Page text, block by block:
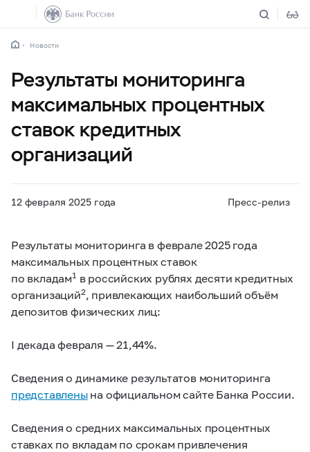
Новости
Результаты мониторинга
максимальных процентных
ставок кредитных
организаций
12 февраля 2025 года Пресс-релиз
Результаты мониторинга в феврале 2025 года
максимальных процентных ставок
по вкладам1 в российских рублях десяти кредитных
организаций2, привлекающих наибольший объём
депозитов физических лиц:
I декада февраля — 21,44%.
Сведения о динамике результатов мониторинга
представленына официальном сайте Банка России.
Сведения о средних максимальных процентных
ставках по вкладам по срокам привлечения